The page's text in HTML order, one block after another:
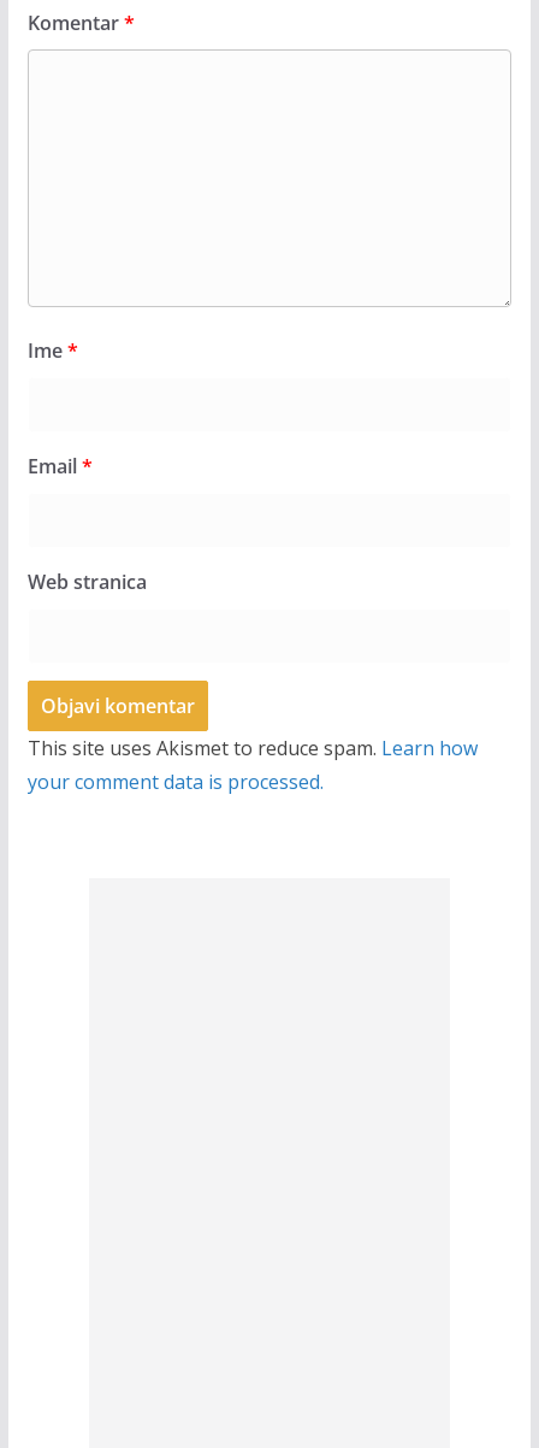
Komentar*
Ime*
Email*
Web stranica
This site uses Akismet to reduce spam. Learn how
your comment data is processed.